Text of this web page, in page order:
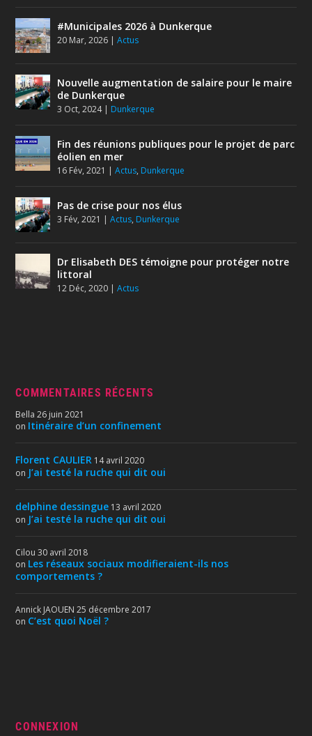
#Municipales 2026 à Dunkerque
20 Mar, 2026 |Actus
Nouvelle augmentation de salaire pour le maire
de Dunkerque
3 Oct, 2024| Dunkerque
Fin des réunions publiques pour le projet de parc
éolien en mer
16 Fév, 2021 |Actus, Dunkerque
Pas de crise pour nos élus
3 Fév, 2021 |Actus, Dunkerque
Dr Elisabeth DES témoigne pour protéger notre
littoral
12 Déc, 2020 |Actus
COMMENTAIRES RÉCENTS
Bella 26 juin 2021
on Itinéraire d’un confinement
Florent CAULIER 14 avril 2020
on J’ai testé la ruche qui dit oui
delphine dessingue 13 avril 2020
on J’ai testé la ruche qui dit oui
Cilou 30 avril 2018
on Les réseaux sociaux modifieraient-ils nos
comportements ?
Annick JAOUEN 25 décembre 2017
on C’est quoi Noël ?
CONNEXION